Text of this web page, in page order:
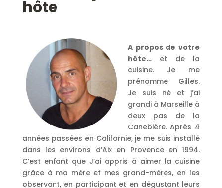
hôte
A propos de votre
hôte…et de la
cuisine. Je me
prénomme Gilles.
Je suis né et j’ai
grandi à Marseille à
deux pas de la
Canebière. Après 4
années passées en Californie, je me suis installé
dans les environs d’Aix en Provence en 1994.
C’est enfant que J’ai appris à aimer la cuisine
grâce à ma mère et mes grand-mères, en les
observant, en participant et en dégustant leurs